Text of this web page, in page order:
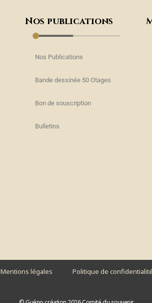
Nos publications
Nos Publications
Bande dessinée 50 Otages
Bon de souscription
Bulletins
Mentions légales Politique de confidentialité